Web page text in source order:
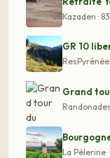
Kazaden ·
Grand
La Pèlerine